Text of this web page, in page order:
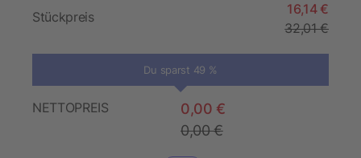
Stückpreis
16,14 €
32,01 €
Du sparst 49 %
NETTOPREIS
0,00 €
0,00 €